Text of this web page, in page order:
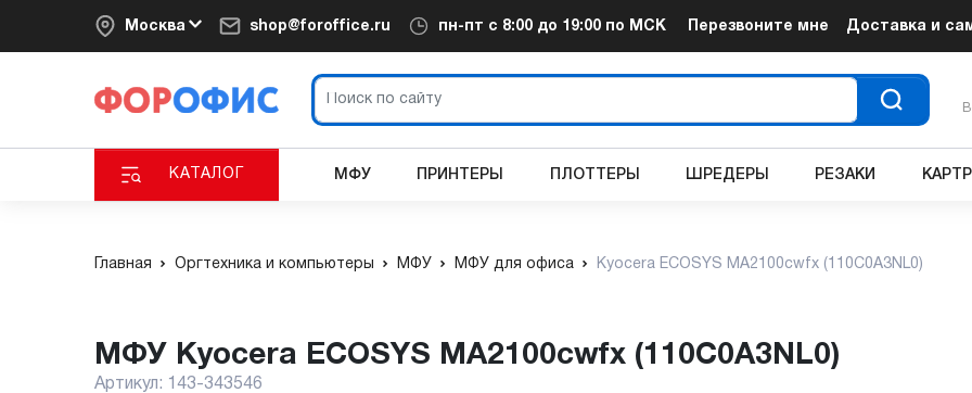
Москва shop@foroffice.ru пн-пт с 8:00 до 19:00 по МСК Перезвоните мне Доставка и
КАТАЛОГ МФУ ПРИНТЕРЫ ПЛОТТЕРЫ ШРЕДЕРЫ РЕЗАКИ
Главная Оргтехника и компьютеры МФУ МФУ для офиса Kyocera ECOSYS MA2100cwfx (110C0A3NL0)
МФУ Kyocera ECOSYS MA2100cwfx (110C0A3NL0)
Артикул: 143-343546